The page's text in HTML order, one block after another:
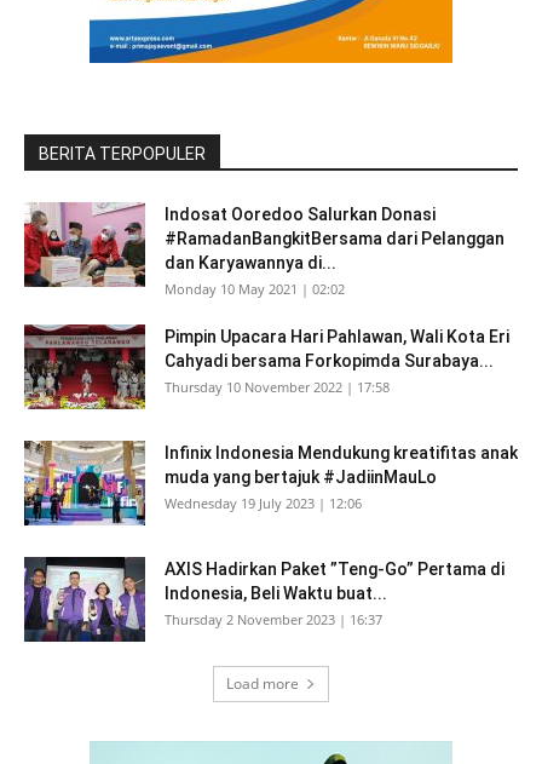
BERITA TERPOPULER
Indosat Ooredoo Salurkan Donasi
#RamadanBangkitBersama dari Pelanggan
dan Karyawannya di...
Monday 10 May 2021 | 02:02
Pimpin Upacara Hari Pahlawan, Wali Kota Eri
Cahyadi bersama Forkopimda Surabaya...
Thursday 10 November 2022 | 17:58
Infinix Indonesia Mendukung kreatifitas anak
muda yang bertajuk #JadiinMauLo
Wednesday 19 July 2023 | 12:06
AXIS Hadirkan Paket ”Teng-Go” Pertama di
Indonesia, Beli Waktu buat...
Thursday 2 November 2023 | 16:37
Load more